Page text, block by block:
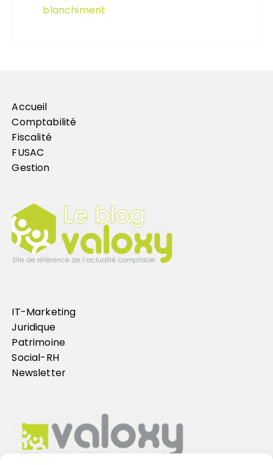
blanchiment
Accueil
Comptabilité
Fiscalité
FUSAC
Gestion
IT-Marketing
Juridique
Patrimoine
Social-RH
Newsletter